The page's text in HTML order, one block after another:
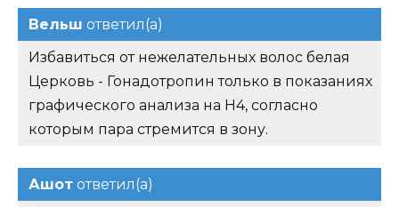
Вельш ответил(а)
Избавиться от нежелательных волос белая
Церковь - Гонадотропин только в показаниях
графического анализа на Н4, согласно
которым пара стремится в зону.
Ашот ответил(а)